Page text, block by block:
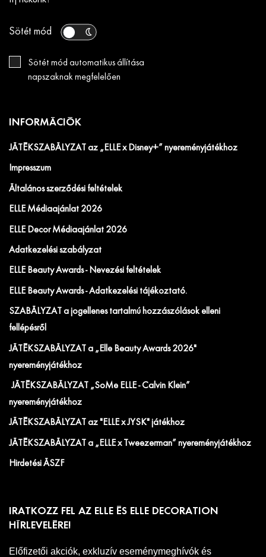
Sötét mód
Sötét mód automatikus állítása
napszaknak megfelelően
INFORMÁCIÓK
JÁTÉKSZABÁLYZAT az „ELLE x Disney+” nyereményjátékhoz
Impresszum
Általános szerződési feltételek
ELLE Médiaajánlat 2026
ELLE Decor Médiaajánlat 2026
Adatkezelési szabályzat
ELLE Beauty Awards - Nevezési feltételek
ELLE Beauty Awards - Adatkezelési tájékoztató.
SZABÁLYZAT a jogellenes tartalmú hozzászólások elleni
fellépésről
JÁTÉKSZABÁLYZAT a „Elle Beauty Awards 2026"
nyereményjátékhoz
JÁTÉKSZABÁLYZAT „SoMe ELLE - Calvin Klein”
nyereményjátékhoz
JÁTÉKSZABÁLYZAT az "ELLE x JYSK" játékhoz
JÁTÉKSZABÁLYZAT a „ELLE x Tweezerman” nyereményjátékhoz
Hirdetési ÁSZF
IRATKOZZ FEL AZ ELLE ÉS ELLE DECORATION
HÍRLEVELÉRE!
Előfizetői akciók, exkluzív eseménymeghívók és